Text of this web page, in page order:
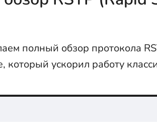
полный обзор протокола
который ускорил работу